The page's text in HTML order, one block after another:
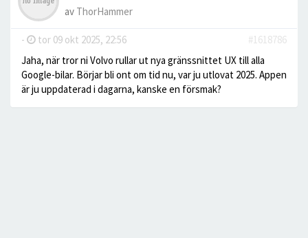
av ThorHammer
- tor 09 okt 2025, 22:56
#1618786
Jaha, när tror ni Volvo rullar ut nya gränssnittet UX till alla
Google-bilar. Börjar bli ont om tid nu, var ju utlovat 2025. Appen
är ju uppdaterad i dagarna, kanske en försmak?